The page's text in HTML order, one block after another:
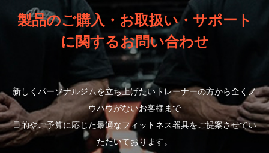
製品のご購入・お取扱い・サポート
に関するお問い合わせ
新しくパーソナルジムを立ち上げたいトレーナーの方から全くノ
ウハウがないお客様まで
目的やご予算に応じた最適なフィットネス器具をご提案させてい
ただいております。